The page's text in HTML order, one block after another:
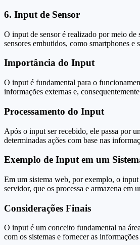
6. Input de Sensor
O input de sensor é realizado por meio
sensores embutidos, como smartphones e
Importância do Input
O input é fundamental para o
informações externas e,
Processamento do Input
Após o input ser recebido, ele passa por
determinadas ações com base nas
Exemplo de Input em um
Em um sistema web, por exemplo, o
servidor, que os processa e armazena em
Considerações Finais
O input é um conceito fundamental na
com os sistemas e fornecer as